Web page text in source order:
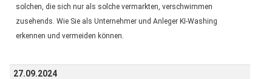
solchen, die sich nur als solche vermarkten, verschwimmen
zusehends. Wie Sie als Unternehmer und Anleger KI-Washing
erkennen und vermeiden können.
27.09.2024